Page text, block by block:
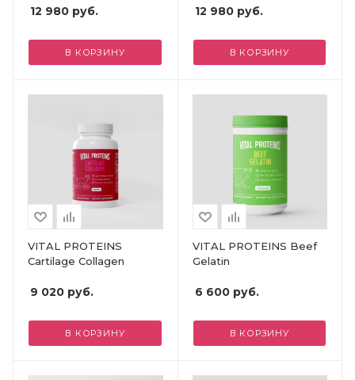
12 980 руб.
В КОРЗИНУ
12 980руб.
В КОРЗИНУ
VITAL PROTEINS
Cartilage Collagen
9 020 руб.
В КОРЗИНУ
VITAL PROTEINS Beef
Gelatin
6 600руб.
В КОРЗИНУ